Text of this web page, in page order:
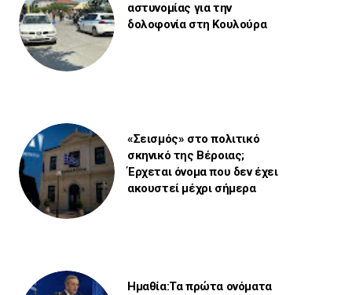
αστυνομίας για την
δολοφονία στη Κουλούρα
«Σεισμός» στο πολιτικό
σκηνικό της Βέροιας;
Έρχεται όνομα που δεν έχει
ακουστεί μέχρι σήμερα
Ημαθία:Τα πρώτα ονόματα